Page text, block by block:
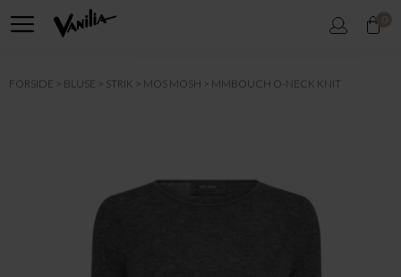
0
FORSIDE BLUSE STRIK MOS MOSH MMBOUCH O-NECK KNIT